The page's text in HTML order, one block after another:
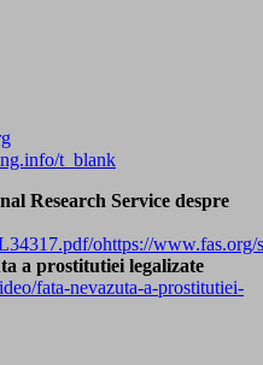
t_blank
Research Service despre
ohttps://
a prostitutiei legalizate
fata-nevazuta-a-prostitutiei-